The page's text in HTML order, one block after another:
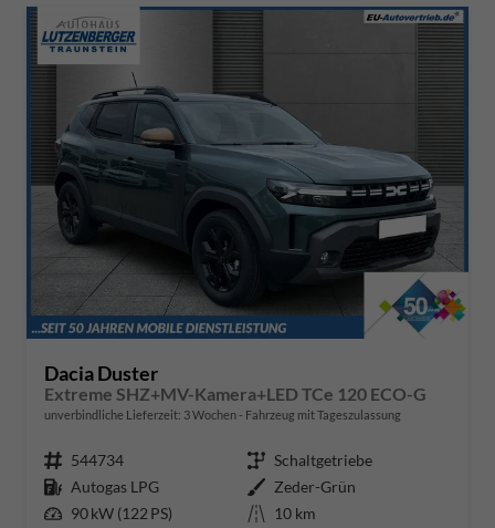
Dacia Duster
Extreme SHZ+MV-Kamera+LED TCe 120 ECO-G
unverbindliche Lieferzeit: 3 Wochen Fahrzeug mit Tageszulassung
Fahrzeugnr. 544734 Getriebe Schaltgetriebe
Kraftstoff Autogas LPG Außenfarbe Zeder-Grün
Leistung 90 kW (122 PS) Kilometerstand 10 km